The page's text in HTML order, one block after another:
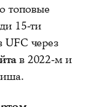
топовые
15-ти
через
в 2022-м и